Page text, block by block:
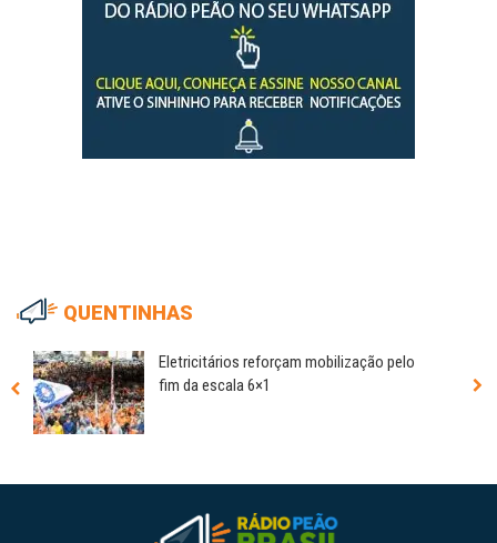
QUENTINHAS
Eletricitários reforçam mobilização pelo
fim da escala 6×1